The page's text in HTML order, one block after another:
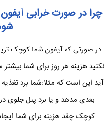
چرا در صورت خرابی
در صورتی که آیفون شما کوچک
نکنید هزینه هر روز برای شما
آید این است که مثلا:شما برد
بعدی مدهد و یا برد پنل
کوچک چقد هزینه برای شما